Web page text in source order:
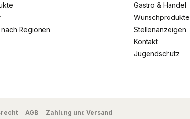
Regionen
Gastro & Handel
Wunschprodukte
Stellenanzeigen
Kontakt
Jugendschutz
AGB Zahlung und Versand